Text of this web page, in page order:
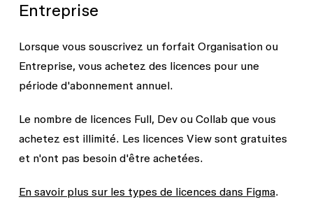
Entreprise
Lorsque vous souscrivez un forfait Organisation ou
Entreprise, vous achetez des licences pour une
période d'abonnement annuel.
Le nombre de licences Full, Dev ou Collab que vous
achetez est illimité. Les licences View sont gratuites
et n'ont pas besoin d'être achetées.
En savoir plus sur les types de licences dans Figma.